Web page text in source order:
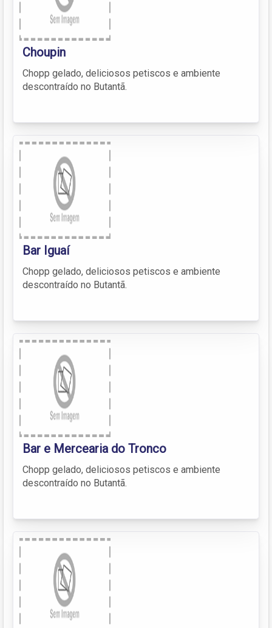
Choupin
Chopp gelado, deliciosos petiscos e ambiente
descontraído no Butantã.
Bar Iguaí
Chopp gelado, deliciosos petiscos e ambiente
descontraído no Butantã.
Bar e Mercearia do Tronco
Chopp gelado, deliciosos petiscos e ambiente
descontraído no Butantã.